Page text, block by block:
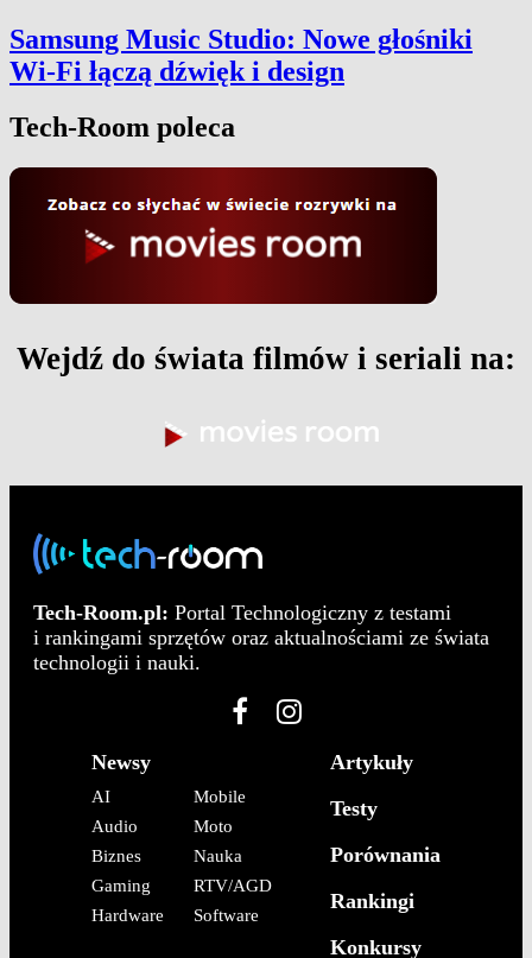
Samsung Music Studio: Nowe głośniki
Wi-Fi łączą dźwięk i design
Tech-Room poleca
Wejdź do świata filmów i seriali na:
Tech-Room.pl: Portal Technologiczny z testami
i rankingami sprzętów oraz aktualnościami ze świata
technologii i nauki.
Newsy
AI
Audio
Biznes
Gaming
Hardware
Mobile
Moto
Nauka
RTV/AGD
Software
Artykuły
Testy
Porównania
Rankingi
Konkursy